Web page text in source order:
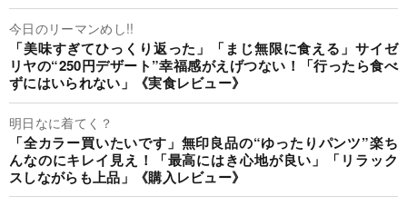
今日のリーマンめし!!
「美味すぎてひっくり返った」「まじ無限に食える」サイゼ
リヤの“250円デザート”幸福感がえげつない！「行ったら食べ
ずにはいられない」《実食レビュー》
明日なに着てく？
「全カラー買いたいです」無印良品の“ゆったりパンツ”楽ち
んなのにキレイ見え！「最高にはき心地が良い」「リラック
スしながらも上品」《購入レビュー》